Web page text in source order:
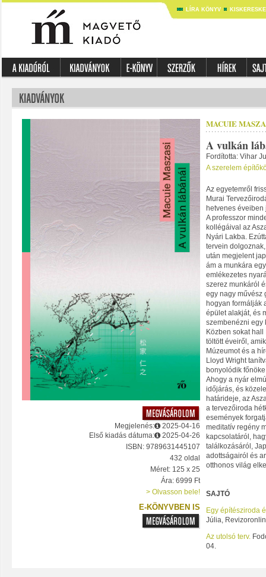
LÍRA KÖNYV
Megjelenés:
2025-04-16
Első kiadás dátuma:
2025-04-26
ISBN: 9789631445107
432 oldal
Méret: 125 x 25
Ára: 6999 Ft
> Olvasson bele!
E-KÖNYVBEN IS
MACUIE
A vulkán
Fordította: Vihar
A szerelem
Az egyetemről
Murai
hetvenes
A professzor
kollégáival az
Nyári Lakba.
tervein
után megjelent
ám a munkára
emlékezetes
szerez munkáról
egy nagy művész
hogyan formálják
épület alakját, és
szembenézni egy
Közben sokat
töltött éveiről,
Múzeumot és a
Lloyd Wright
bonyolódik
Ahogy a nyár
időjárás, és
határideje, az
a tervezőiroda
események
meditatív regény
kapcsolatáról,
találkozásáról,
adottságairól és
otthonos világ
SAJTÓ
Egy építésziroda
Júlia,
Az utolsó terv.
04.